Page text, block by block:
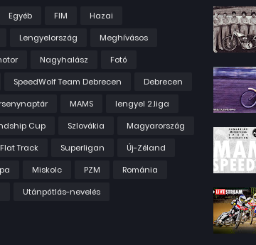
Egyéb FIM
Hazai
Lengyelország
Meghívásos
Nagyhalász
Fotó
SpeedWolf Team Debrecen
Debrecen
MAMS
lengyel 2.liga
Cup
Szlovákia
Magyarország
Flat Track Superligan
Új-Zéland
Miskolc PZM
Románia
Utánpótlás-nevelés